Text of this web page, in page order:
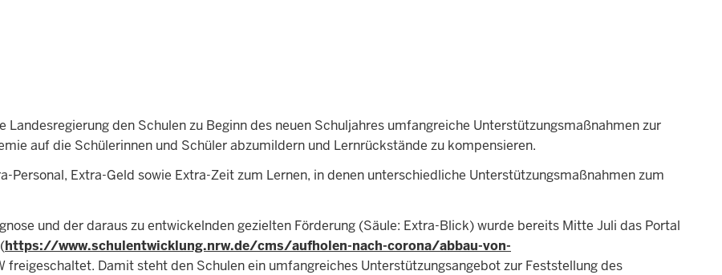
den Schulen zu Beginn des neuen Schuljahres umfangreiche Unterstützungsmaßnahmen zur
auf die Schülerinnen und Schüler abzumildern und Lernrückstände zu kompensieren.
Personal, Extra-Geld sowie Extra-Zeit zum Lernen, in denen unterschiedliche Unterstützungsmaßnahmen zum
und der daraus zu entwickelnden gezielten Förderung (Säule: Extra-Blick) wurde bereits Mitte Juli das Portal
https://www.schulentwicklung.nrw.de/cms/aufholen-nach-corona/abbau-von-
freigeschaltet. Damit steht den Schulen ein umfangreiches Unterstützungsangebot zur Feststellung des